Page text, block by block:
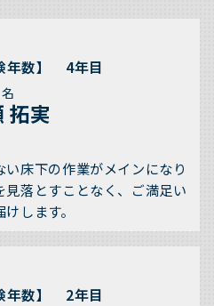
年数】 4年目
拓実
床下の作業がメインになり
見落とすことなく、ご満足い
します。
年数】 2年目